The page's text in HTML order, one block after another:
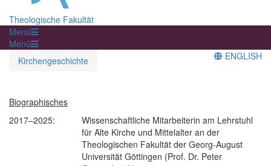
Theologische Fakultät
Menü
Menü
Kirchengeschichte
ENGLISH
Biographisches
2017–2025:
Wissenschaftliche Mitarbeiterin am Lehrstuhl
für Alte Kirche und Mittelalter an der
Theologischen Fakultät der Georg-August
Universität Göttingen (Prof. Dr. Peter